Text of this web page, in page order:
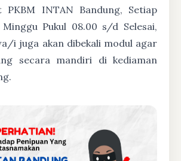
PKBM INTAN Bandung, Setiap
Pukul 08.00 s/d Selesai,
i juga akan dibekali modul agar
secara mandiri di kediaman